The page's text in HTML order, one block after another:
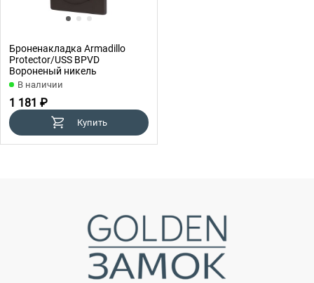
Броненакладка Armadillo
Protector/USS BPVD
Вороненый никель
В наличии
1 181 ₽
Купить